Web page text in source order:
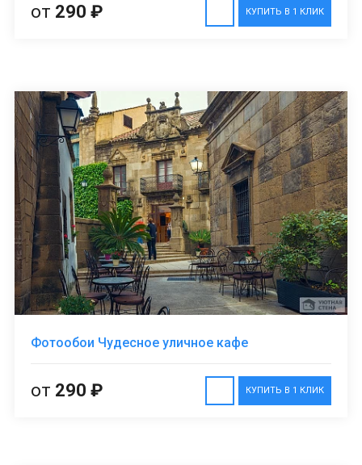
КУПИТЬ В 1 КЛИК
от 290 ₽
Фотообои Чудесное уличное кафе
КУПИТЬ В 1 КЛИК
от 290 ₽